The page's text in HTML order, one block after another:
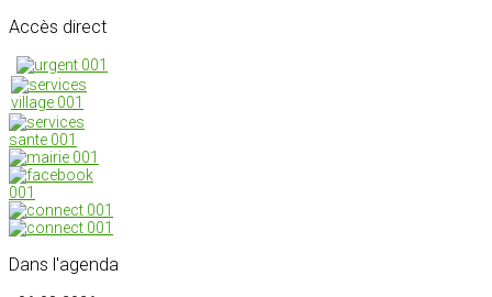
Accès direct
Dans l'agenda